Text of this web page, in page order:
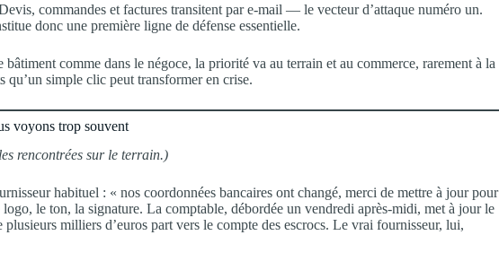
commandes et factures transitent par e-mail — le vecteur d’attaque numéro un.
donc une première ligne de défense essentielle.
bâtiment comme dans le négoce, la priorité va au terrain et au commerce, rarement à la
simple clic peut transformer en crise.
voyons trop souvent
rencontrées sur le terrain.)
habituel : « nos coordonnées bancaires ont changé, merci de mettre à jour pour
le ton, la signature. La comptable, débordée un vendredi après-midi, met à jour le
milliers d’euros part vers le compte des escrocs. Le vrai fournisseur, lui,